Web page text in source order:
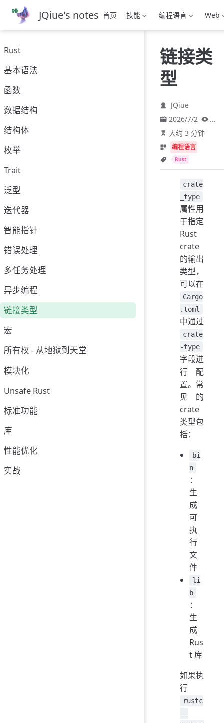
跳
主
內
容
JQiue's notes 首页 技能 编程语言 Web
Rust
基本语法
函数
数据结构
结构体
枚举
Trait
泛型
迭代器
智能指针
错误处理
多任务处理
异步编程
链接类型
宏
所有权 - 从地狱到天堂
模块化
Unsafe Rust
标准功能
库
性能优化
实战
链接类
型
JQiue
2026/7/2
...
大约 3 分钟
编程语言
Rust
crate
_type
属性用
于指定
Rust
crate
的输出
类型，
可以在
Cargo
.toml
中通过
crate
-type
字段进
行配
置。常
见的
crate
类型包
括：
bi
n
：
生
成
可
执
行
文
件
li
b
：
生
成
Rus
t 库
如果执
行
rustc
--